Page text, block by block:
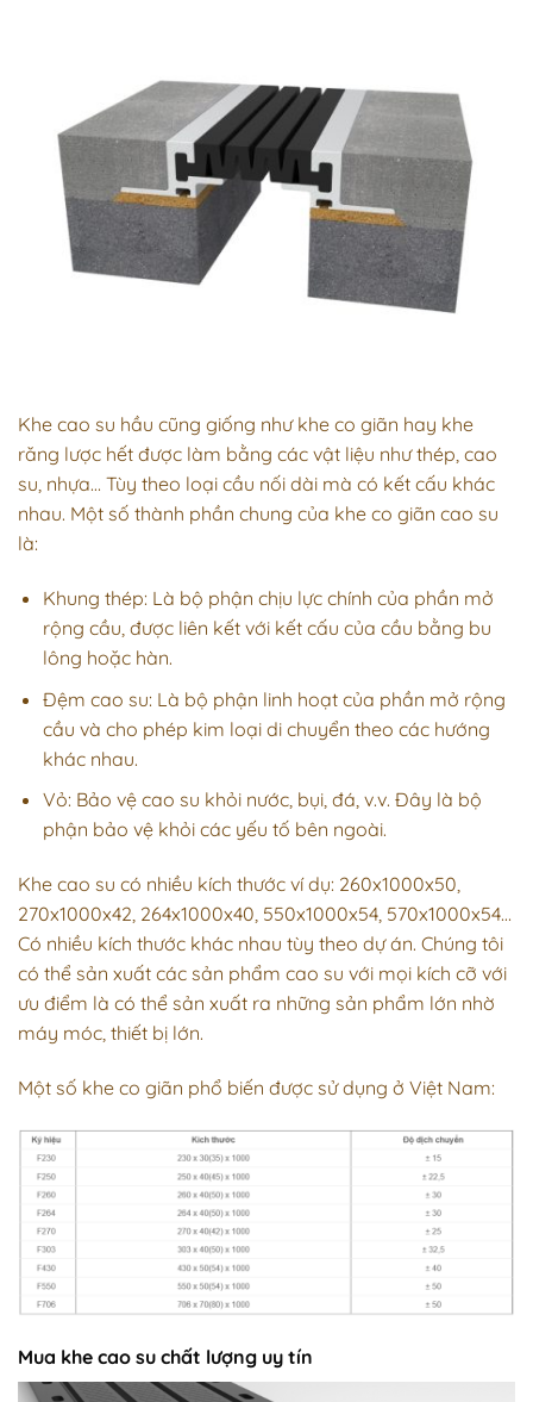
Khe cao su hầu cũng giống như khe co giãn hay khe
răng lược hết được làm bằng các vật liệu như thép, cao
su, nhựa… Tùy theo loại cầu nối dài mà có kết cấu khác
nhau. Một số thành phần chung của khe co giãn cao su
là:
Khung thép: Là bộ phận chịu lực chính của phần mở
rộng cầu, được liên kết với kết cấu của cầu bằng bu
lông hoặc hàn.
Đệm cao su: Là bộ phận linh hoạt của phần mở rộng
cầu và cho phép kim loại di chuyển theo các hướng
khác nhau.
Vỏ: Bảo vệ cao su khỏi nước, bụi, đá, v.v. Đây là bộ
phận bảo vệ khỏi các yếu tố bên ngoài.
Khe cao su có nhiều kích thước ví dụ: 260x1000x50,
270x1000x42, 264x1000x40, 550x1000x54, 570x1000x54…
Có nhiều kích thước khác nhau tùy theo dự án. Chúng tôi
có thể sản xuất các sản phẩm cao su với mọi kích cỡ với
ưu điểm là có thể sản xuất ra những sản phẩm lớn nhờ
máy móc, thiết bị lớn.
Một số khe co giãn phổ biến được sử dụng ở Việt Nam:
Mua khe cao su chất lượng uy tín